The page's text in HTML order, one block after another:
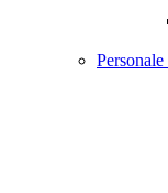
Personale